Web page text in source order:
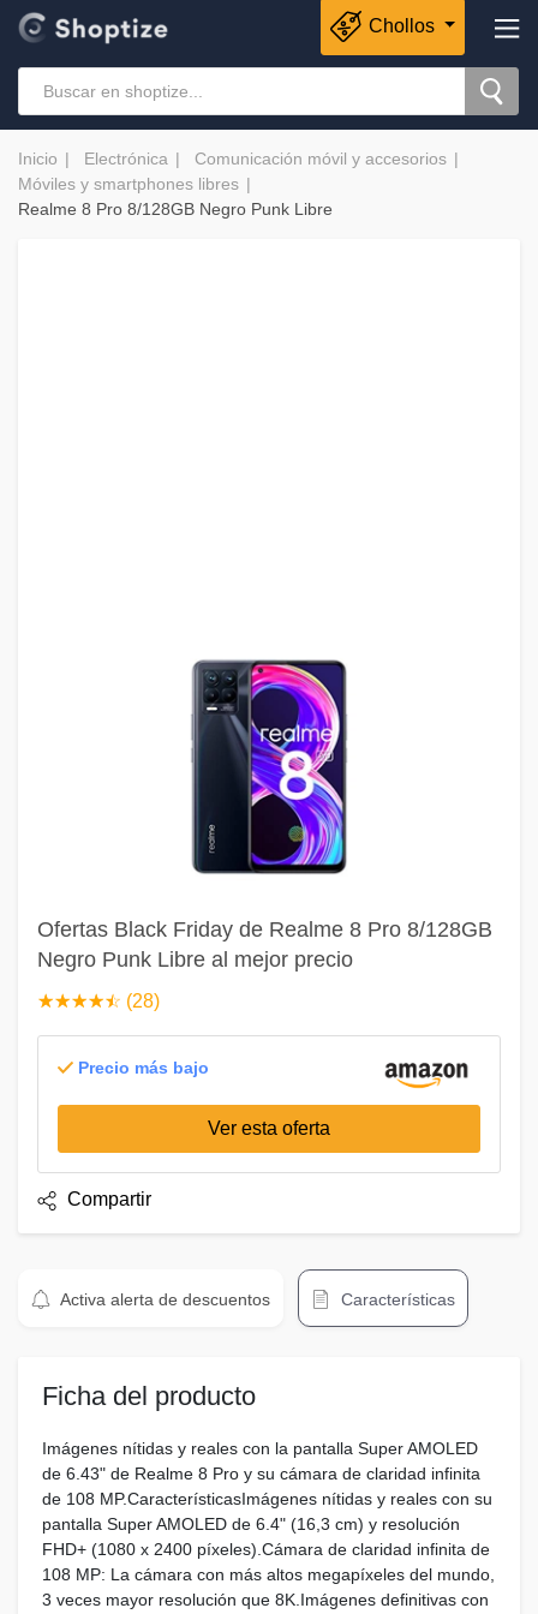
Chollos
Inicio Electrónica
Comunicación móvil y accesorios
Móviles y smartphones libres
Realme 8 Pro 8/128GB Negro Punk Libre
Ofertas Black Friday de Realme 8 Pro 8/128GB
Negro Punk Libre al mejor precio
☆☆☆☆☆
★★★★★ (28)
Precio más bajo
Ver esta oferta
Compartir
Activa alerta de descuentos Características
Ficha del producto
Imágenes nítidas y reales con la pantalla Super AMOLED
de 6.43" de Realme 8 Pro y su cámara de claridad infinita
de 108 MP.CaracterísticasImágenes nítidas y reales con su
pantalla Super AMOLED de 6.4" (16,3 cm) y resolución
FHD+ (1080 x 2400 píxeles).Cámara de claridad infinita de
108 MP: La cámara con más altos megapíxeles del mundo,
3 veces mayor resolución que 8K.Imágenes definitivas con